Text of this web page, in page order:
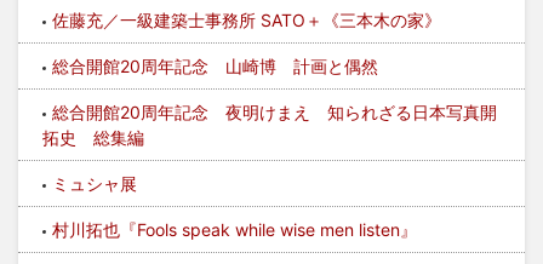
佐藤充／一級建築士事務所 SATO＋《三本木の家》
総合開館20周年記念 山崎博 計画と偶然
総合開館20周年記念 夜明けまえ 知られざる日本写真開
拓史 総集編
ミュシャ展
村川拓也『Fools speak while wise men listen』